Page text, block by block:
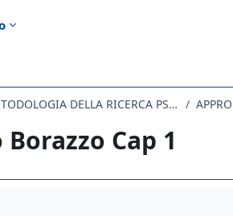
020PS-4 - ELEMENTI DI METODOLOGIA DELLA RICERCA PSICOLOGICA 2023
Cap 1